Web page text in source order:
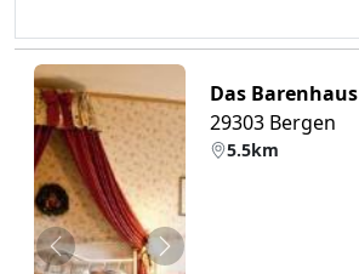
Zurück Weiter
Das Barenhaus
29303 Bergen
5.5km